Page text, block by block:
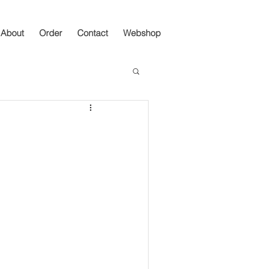
About Order Contact Webshop